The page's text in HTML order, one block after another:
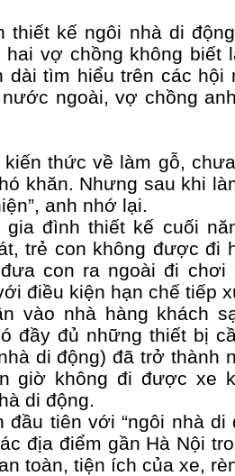
thiết kế ngôi nhà di
vợ chồng không biết
dài tìm hiểu trên các
ngoài, vợ chồng
kiến thức về làm gỗ,
khăn. Nhưng sau khi
anh nhớ lại.
gia đình thiết kế cuối
trẻ con không được đi
con ra ngoài đi
điều kiện hạn chế tiếp
vào nhà hàng khách
đầy đủ những thiết bị
di động) đã trở thành
giờ không đi được xe
di động.
đầu tiên với “ngôi nhà
địa điểm gần Hà Nội
toàn, tiện ích của xe,